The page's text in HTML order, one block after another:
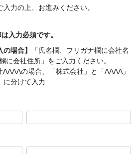
力の上、お進みください。
入力必須です。
場合】
「氏名欄、フリガナ欄に会社名
に会社住所」をご入力ください。
の場合、「株式会社」と「AAAA」
に分けて入力